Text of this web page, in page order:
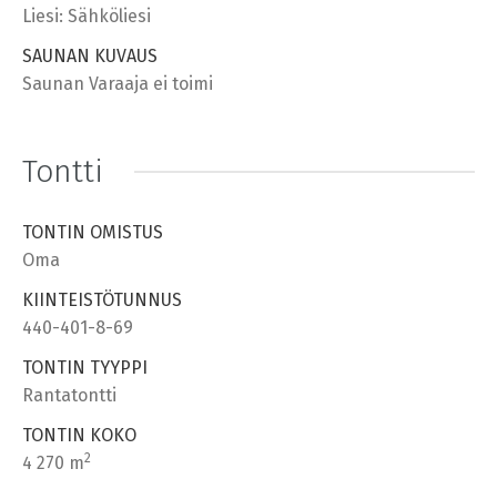
Liesi: Sähköliesi
SAUNAN KUVAUS
Saunan Varaaja ei toimi
Tontti
TONTIN OMISTUS
Oma
KIINTEISTÖTUNNUS
440-401-8-69
TONTIN TYYPPI
Rantatontti
TONTIN KOKO
4 270 m2